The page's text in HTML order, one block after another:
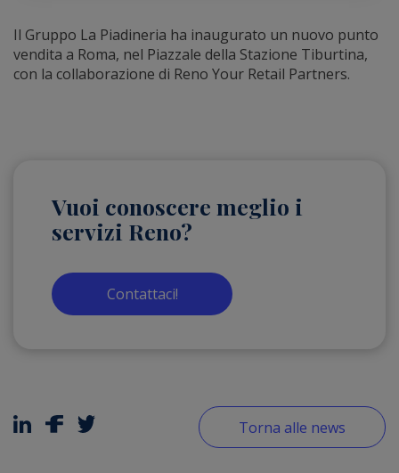
Il Gruppo La Piadineria ha inaugurato un nuovo punto
vendita a Roma, nel Piazzale della Stazione Tiburtina,
con la collaborazione di Reno Your Retail Partners.
Vuoi conoscere meglio i
servizi Reno?
Contattaci!
Torna alle news